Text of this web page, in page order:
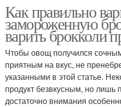
Как правильно
замороженную
варить брокколи
Чтобы овощ получился
приятным на вкус, не
указанными в этой статье.
продукт безвкусным, но лишь
достаточно внимания